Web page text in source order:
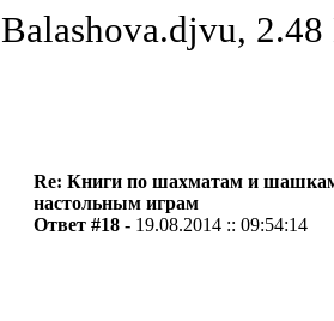
Balashova.djvu,
Re: Книги по шахматам и
настольным играм
Ответ #18 - 19.08.2014 :: 09:54:14